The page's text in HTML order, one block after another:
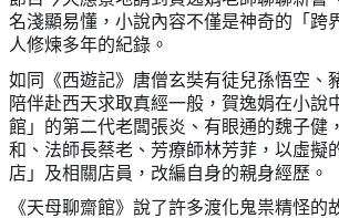
名淺顯易懂，小說內容不僅是神奇的「跨
人修煉多年的紀錄。
如同《西遊記》唐僧玄奘有徒兒孫悟空、
陪伴赴西天求取真經一般，賀逸娟在小說
館」的第二代老闆張炎、有眼通的魏子健
和、法師長蔡老、芳療師林芳菲，以虛擬
店」及相關店員，改編自身的親身經歷。
《天母聊齋館》說了許多渡化鬼祟精怪的